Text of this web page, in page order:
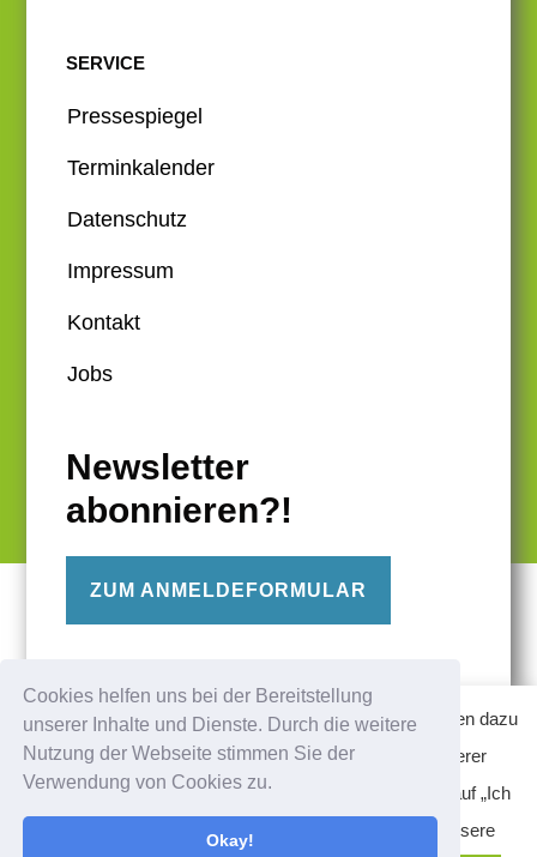
Cookies helfen uns bei der Bereitstellung
unserer Inhalte und Dienste. Durch die weitere
Nutzung der Webseite stimmen Sie der
Verwendung von Cookies zu.
Okay!
SERVICE
Pressespiegel
Terminkalender
Datenschutz
Impressum
Kontakt
Jobs
Newsletter
abonnieren?!
ZUM ANMELDEFORMULAR
Diese Website verwendet Cookies – nähere Informationen dazu
und zu Ihren Rechten als Benutzer finden Sie in unserer
Datenschutzerklärung am Ende der Seite. Klicken Sie auf „Ich
stimme zu“, um Cookies zu akzeptieren und direkt unsere